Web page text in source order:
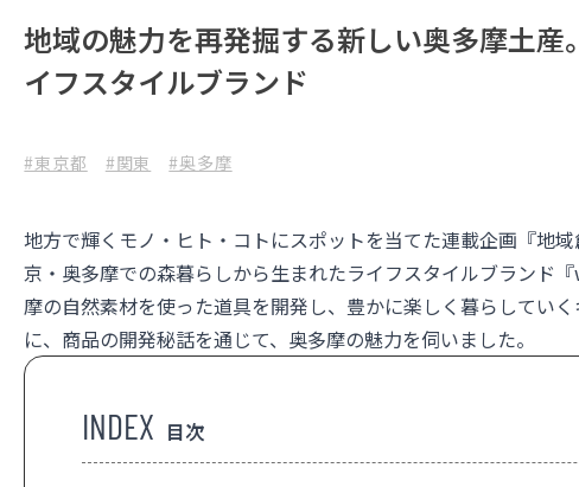
地域の魅力を再発掘する新しい奥多摩土産
イフスタイルブランド
#東京都 #関東 #奥多摩
地方で輝くモノ・ヒト・コトにスポットを当てた連載企画『地
京・奥多摩での森暮らしから生まれたライフスタイルブランド『
摩の自然素材を使った道具を開発し、豊かに楽しく暮らしてい
に、商品の開発秘話を通じて、奥多摩の魅力を伺いました。
目次